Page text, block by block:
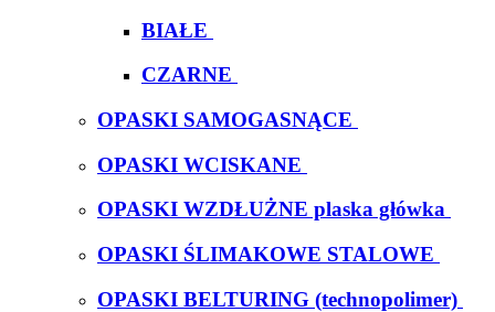
BIAŁE
CZARNE
OPASKI SAMOGASNĄCE
OPASKI WCISKANE
OPASKI WZDŁUŻNE plaska główka
OPASKI ŚLIMAKOWE STALOWE
OPASKI BELTURING (technopolimer)